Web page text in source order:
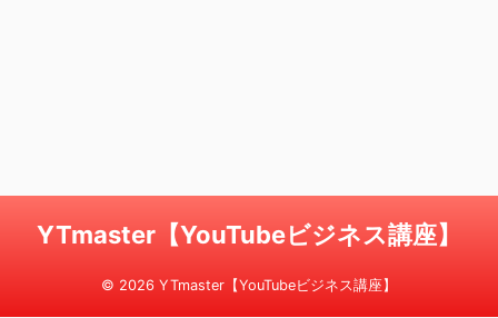
YTmaster【YouTubeビジネス講座】
© 2026 YTmaster【YouTubeビジネス講座】